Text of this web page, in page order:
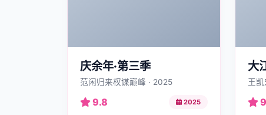
庆余年·第三季
范闲归来权谋巅峰 · 2025
9.8 2025
大
王